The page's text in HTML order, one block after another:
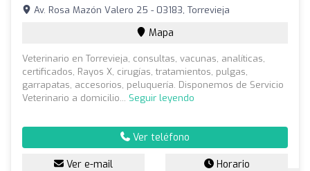
Av. Rosa Mazón Valero 25 - 03183, Torrevieja
Mapa
Veterinario en Torrevieja, consultas, vacunas, analíticas,
certificados, Rayos X, cirugías, tratamientos, pulgas,
garrapatas, accesorios, peluquería. Disponemos de Servicio
Veterinario a domicilio... Seguir leyendo
Ver teléfono
Ver e-mail Horario